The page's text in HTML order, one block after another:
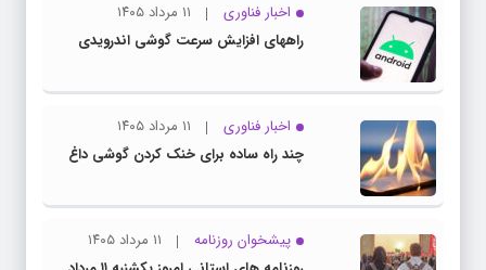
اخبار فناوری
۱۱ مرداد ۱۴۰۵
راههای افزایش سرعت گوشی اندرویدی
اخبار فناوری
۱۱ مرداد ۱۴۰۵
چند راه‌ ساده برای خنک کردن گوشی داغ
پیشخوان روزنامه
۱۱ مرداد ۱۴۰۵